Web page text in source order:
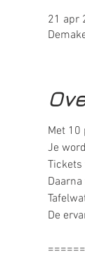
21 apr
Met 10
Je
Tickets
De